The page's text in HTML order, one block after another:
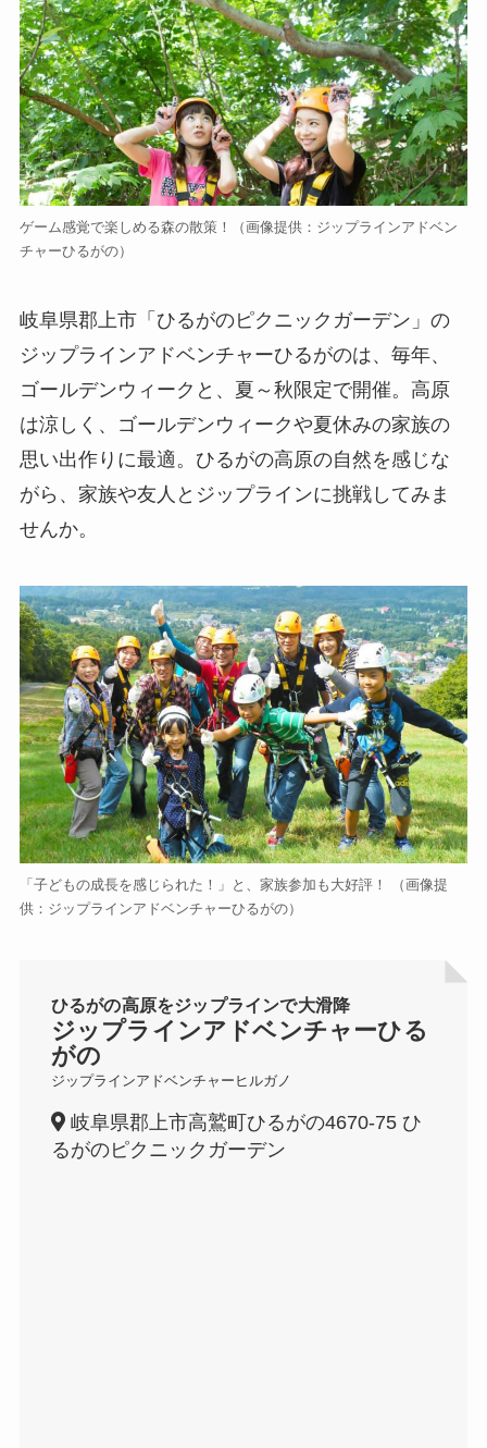
ゲーム感覚で楽しめる森の散策！
（画像提供：ジップラインアドベン
チャーひるがの）
岐阜県郡上市「ひるがのピクニックガーデン」の
ジップラインアドベンチャーひるがのは、毎年、
ゴールデンウィークと、夏～秋限定で開催。高原
は涼しく、ゴールデンウィークや夏休みの家族の
思い出作りに最適。ひるがの高原の自然を感じな
がら、家族や友人とジップラインに挑戦してみま
せんか。
「子どもの成長を感じられた！」と、家族参加も大好評！
（画像提
供：ジップラインアドベンチャーひるがの）
ひるがの高原をジップラインで大滑降
ジップラインアドベンチャーひる
がの
ジップラインアドベンチャーヒルガノ
岐阜県郡上市高鷲町ひるがの4670-75 ひ
るがのピクニックガーデン